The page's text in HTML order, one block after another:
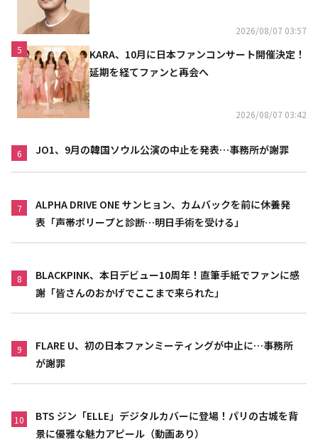
2026/08/07 03:57
5
KARA、10月に日本ファンコンサート開催決定！
延期を経てファンと再会へ
2026/08/07 03:42
6 JO1、9月の韓国ソウル公演の中止を発表…事務所が謝罪
7
ALPHA DRIVE ONE サンヒョン、カムバックを前に休養発
表「声帯ポリープと診断…明日手術を受ける」
8
BLACKPINK、本日デビュー10周年！直筆手紙でファンに感
謝「皆さんのおかげでここまで来られた」
9
FLARE U、初の日本ファンミーティングが中止に…事務所
が謝罪
10
BTS ジン「ELLE」デジタルカバーに登場！パリの古城を背
景に優雅な魅力アピール（動画あり）